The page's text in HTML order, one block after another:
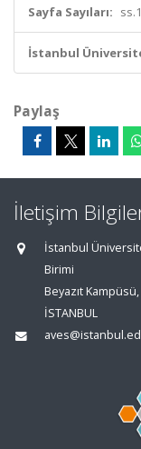
Sayfa Sayıları:
İstanbul
Paylaş
İletişim
İstanbul
Birimi
Beyazıt
İSTANBUL